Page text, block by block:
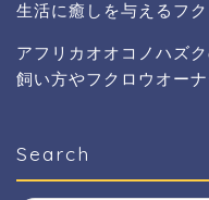
生活に癒しを与えるフ
アフリカオオコノハズ
飼い方やフクロウオー
Search